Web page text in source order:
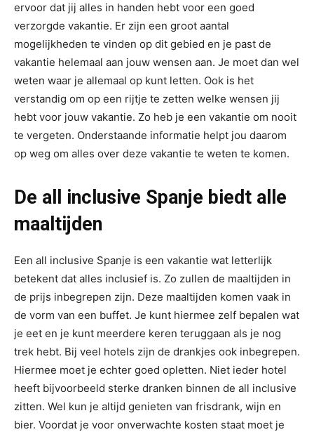
ervoor dat jij alles in handen hebt voor een goed
verzorgde vakantie. Er zijn een groot aantal
mogelijkheden te vinden op dit gebied en je past de
vakantie helemaal aan jouw wensen aan. Je moet dan wel
weten waar je allemaal op kunt letten. Ook is het
verstandig om op een rijtje te zetten welke wensen jij
hebt voor jouw vakantie. Zo heb je een vakantie om nooit
te vergeten. Onderstaande informatie helpt jou daarom
op weg om alles over deze vakantie te weten te komen.
De all inclusive Spanje biedt alle
maaltijden
Een all inclusive Spanje is een vakantie wat letterlijk
betekent dat alles inclusief is. Zo zullen de maaltijden in
de prijs inbegrepen zijn. Deze maaltijden komen vaak in
de vorm van een buffet. Je kunt hiermee zelf bepalen wat
je eet en je kunt meerdere keren teruggaan als je nog
trek hebt. Bij veel hotels zijn de drankjes ook inbegrepen.
Hiermee moet je echter goed opletten. Niet ieder hotel
heeft bijvoorbeeld sterke dranken binnen de all inclusive
zitten. Wel kun je altijd genieten van frisdrank, wijn en
bier. Voordat je voor onverwachte kosten staat moet je